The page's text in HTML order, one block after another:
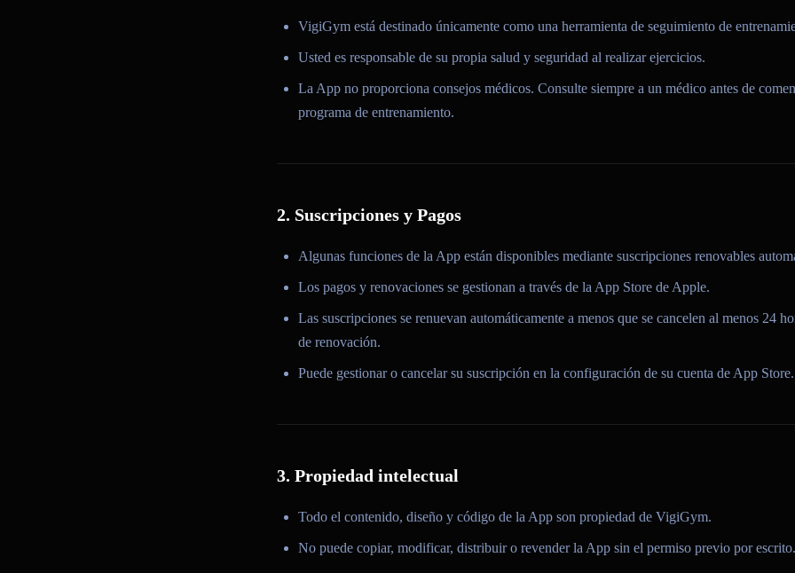
VigiGym está destinado únicamente como una herramienta de seguimiento de
Usted es responsable de su propia salud y seguridad al realizar ejercicios.
La App no proporciona consejos médicos. Consulte siempre a un médico antes de
programa de entrenamiento.
2. Suscripciones y Pagos
Algunas funciones de la App están disponibles mediante suscripciones renovables
Los pagos y renovaciones se gestionan a través de la App Store de Apple.
Las suscripciones se renuevan automáticamente a menos que se cancelen al menos 24
de renovación.
Puede gestionar o cancelar su suscripción en la configuración de su cuenta de App Store.
3. Propiedad intelectual
Todo el contenido, diseño y código de la App son propiedad de VigiGym.
No puede copiar, modificar, distribuir o revender la App sin el permiso previo por escrito.